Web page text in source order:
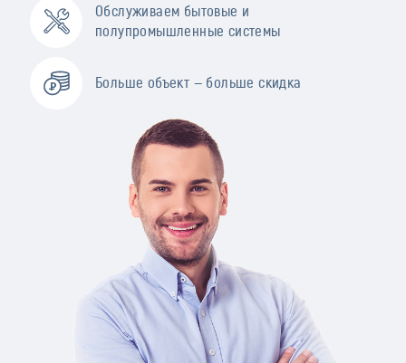
Обслуживаем бытовые и
полупромышленные системы
Больше объект — больше скидка